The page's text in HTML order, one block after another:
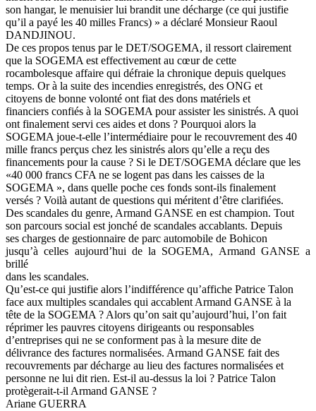
son hangar, le menuisier lui brandit une décharge (ce qui justifie
qu’il a payé les 40 milles Francs) » a déclaré Monsieur Raoul
DANDJINOU.
De ces propos tenus par le DET/SOGEMA, il ressort clairement
que la SOGEMA est effectivement au cœur de cette
rocambolesque affaire qui défraie la chronique depuis quelques
temps. Or à la suite des incendies enregistrés, des ONG et
citoyens de bonne volonté ont fiat des dons matériels et
financiers confiés à la SOGEMA pour assister les sinistrés. A quoi
ont finalement servi ces aides et dons ? Pourquoi alors la
SOGEMA joue-t-elle l’intermédiaire pour le recouvrement des 40
mille francs perçus chez les sinistrés alors qu’elle a reçu des
financements pour la cause ? Si le DET/SOGEMA déclare que les
«40 000 francs CFA ne se logent pas dans les caisses de la
SOGEMA », dans quelle poche ces fonds sont-ils finalement
versés ? Voilà autant de questions qui méritent d’être clarifiées.
Des scandales du genre, Armand GANSE en est champion. Tout
son parcours social est jonché de scandales accablants. Depuis
ses charges de gestionnaire de parc automobile de Bohicon
jusqu’à celles aujourd’hui de la SOGEMA, Armand GANSE a
brillé
dans les scandales.
Qu’est-ce qui justifie alors l’indifférence qu’affiche Patrice Talon
face aux multiples scandales qui accablent Armand GANSE à la
tête de la SOGEMA ? Alors qu’on sait qu’aujourd’hui, l’on fait
réprimer les pauvres citoyens dirigeants ou responsables
d’entreprises qui ne se conforment pas à la mesure dite de
délivrance des factures normalisées. Armand GANSE fait des
recouvrements par décharge au lieu des factures normalisées et
personne ne lui dit rien. Est-il au-dessus la loi ? Patrice Talon
protègerait-t-il Armand GANSE ?
Ariane GUERRA